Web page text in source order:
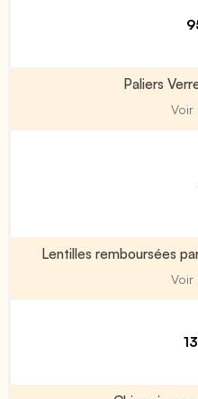
Paliers
Voir
Lentilles remboursées
Voir